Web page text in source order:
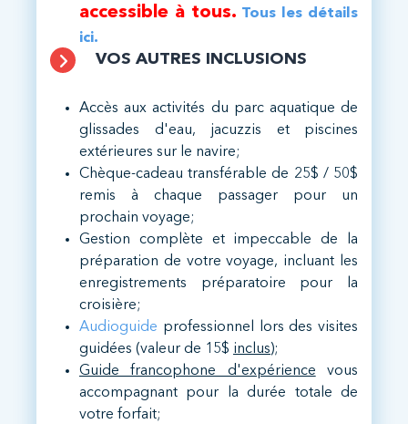
accessible à tous. Tous les détails
ici.
VOS AUTRES INCLUSIONS
Accès aux activités du parc aquatique de
glissades d'eau, jacuzzis et piscines
extérieures sur le navire;
Chèque-cadeau transférable de 25$ / 50$
remis à chaque passager pour un
prochain voyage;
Gestion complète et impeccable de la
préparation de votre voyage, incluant les
enregistrements préparatoire pour la
croisière;
Audioguide professionnel lors des visites
guidées (valeur de 15$ inclus);
Guide francophone d'expérience vous
accompagnant pour la durée totale de
votre forfait;